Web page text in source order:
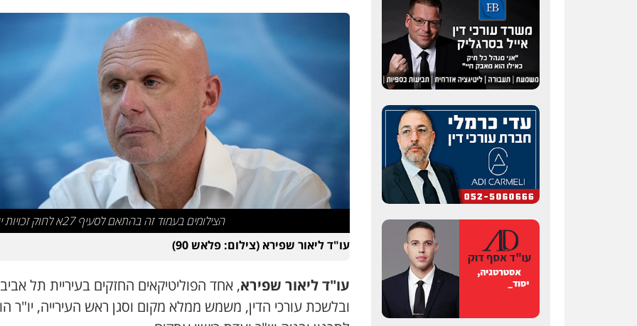
הצילומים בעמוד זה בהתאם לסעיף 27א לחוק זכויות יוצרים
עו"ד ליאור שפירא (צילום: פלאש 90)
עו"ד ליאור שפירא, אחד הפוליטיקאים החזקים בעיריית תל אביב
ובלשכת עורכי הדין, משמש ממלא מקום וסגן ראש העירייה, יו"ר